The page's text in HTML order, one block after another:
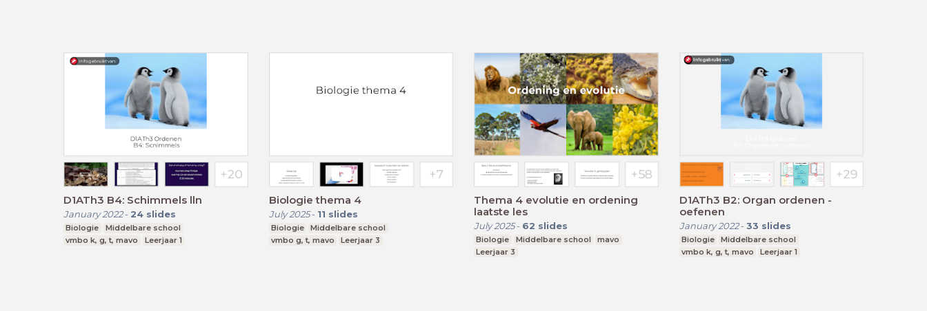
D1ATh3 B4: Schimmels lln
January 2022- 24 slides
Biologie
Middelbare school
vmbo k, g, t, mavo
Leerjaar 1
Biologie thema 4
July 2025- 11 slides
Biologie
Middelbare school
vmbo g, t, mavo
Leerjaar 3
Thema 4 evolutie en ordening
laatste les
July 2025- 62 slides
Biologie Middelbare school
mavo
Leerjaar 3
D1ATh3 B2: Organ ordenen -
oefenen
January 2022- 33 slides
Biologie
Middelbare school
vmbo k, g, t, mavo
Leerjaar 1